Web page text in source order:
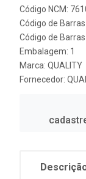
Código NCM:
Código de
Código de
Embalagem: 1
Marca: QUALITY
Fornecedor: